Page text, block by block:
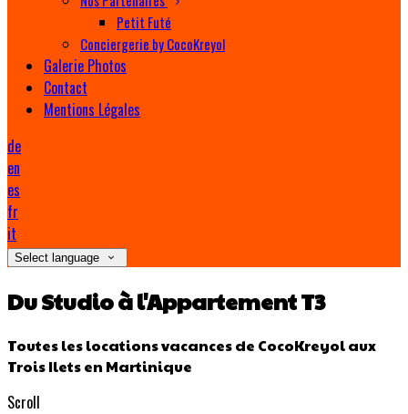
Petit Futé
Conciergerie by CocoKreyol
Galerie Photos
Contact
Mentions Légales
de
en
es
fr
it
Select language
Du Studio à l'Appartement T3
Toutes les locations vacances de CocoKreyol aux
Trois Ilets en Martinique
Scroll